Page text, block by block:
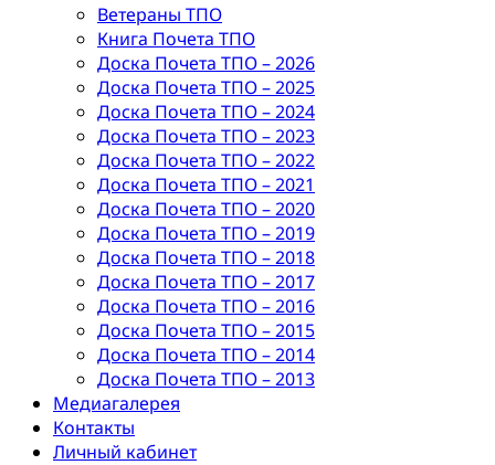
Ветераны ТПО
Книга Почета ТПО
Доска Почета ТПО – 2026
Доска Почета ТПО – 2025
Доска Почета ТПО – 2024
Доска Почета ТПО – 2023
Доска Почета ТПО – 2022
Доска Почета ТПО – 2021
Доска Почета ТПО – 2020
Доска Почета ТПО – 2019
Доска Почета ТПО – 2018
Доска Почета ТПО – 2017
Доска Почета ТПО – 2016
Доска Почета ТПО – 2015
Доска Почета ТПО – 2014
Доска Почета ТПО – 2013
Медиагалерея
Контакты
Личный кабинет